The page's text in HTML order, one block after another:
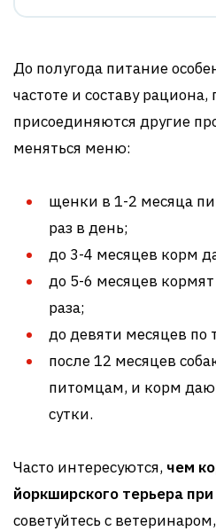
До полугода питание
частоте и составу рациона,
присоединяются другие
меняться меню:
щенки в 1-2 месяца
раз в день;
до 3-4 месяцев корм
до 5-6 месяцев
раза;
до девяти месяцев по
после 12 месяцев
питомцам, и корм
сутки.
Часто интересуются, чем
йоркширского терьера
советуйтесь с